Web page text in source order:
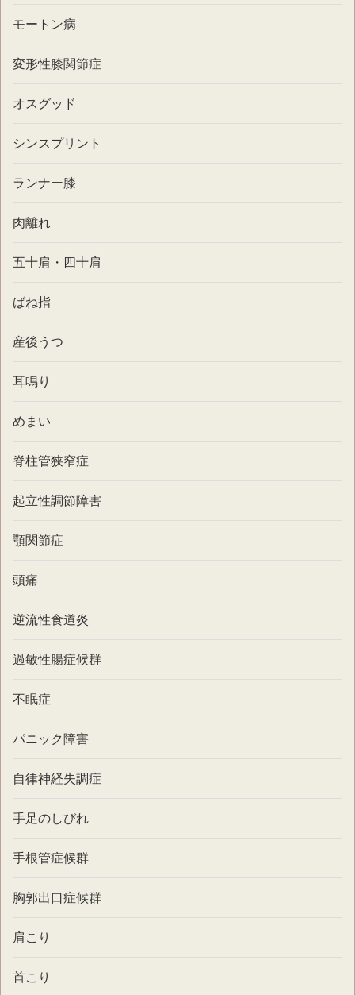
モートン病
変形性膝関節症
オスグッド
シンスプリント
ランナー膝
肉離れ
五十肩・四十肩
ばね指
産後うつ
耳鳴り
めまい
脊柱管狭窄症
起立性調節障害
顎関節症
頭痛
逆流性食道炎
過敏性腸症候群
不眠症
パニック障害
自律神経失調症
手足のしびれ
手根管症候群
胸郭出口症候群
肩こり
首こり